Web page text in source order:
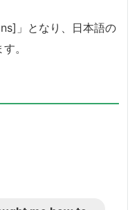
」となり、日本語の
。